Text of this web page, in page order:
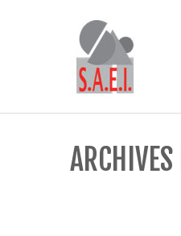
ARCHIVES